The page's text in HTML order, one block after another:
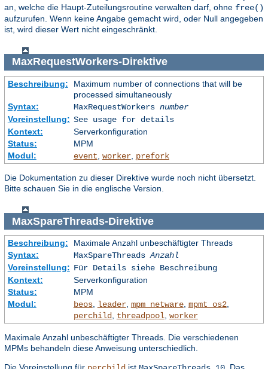
an, welche die Haupt-Zuteilungsroutine verwalten darf, ohne free()
aufzurufen. Wenn keine Angabe gemacht wird, oder Null angegeben
ist, wird dieser Wert nicht eingeschränkt.
MaxRequestWorkers-Direktive
Beschreibung:
Maximum number of connections that will be
processed simultaneously
Syntax:
MaxRequestWorkers number
Voreinstellung: See usage for details
Kontext:
Serverkonfiguration
Status:
MPM
Modul:
event worker, prefork
Die Dokumentation zu dieser Direktive wurde noch nicht übersetzt.
Bitte schauen Sie in die englische Version.
MaxSpareThreads-Direktive
Beschreibung:
Maximale Anzahl unbeschäftigter Threads
Syntax:
MaxSpareThreadsAnzahl
Voreinstellung: Für Details siehe Beschreibung
Kontext:
Serverkonfiguration
Status:
MPM
Modul:
beos, leader, mpm_netware, mpmt_os2,
perchild, threadpool, worker
Maximale Anzahl unbeschäftigter Threads. Die verschiedenen
MPMs behandeln diese Anweisung unterschiedlich.